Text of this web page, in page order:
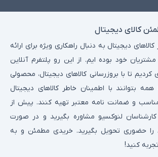
سبک و روزمره طراحی شده‌اند و می‌توانند
را به‌خوبی پوشش دهند.
وب، مدیریت ایمیل‌ها و استفاده از شبکه‌های
و سرگرمی.
دانش‌آموزان و دانشجویان که نیاز به اجرای
کالای دیجیتال
دیجیتال به دنبال راهکاری ویژه برای ارائه
خود بوده ایم. از این رو پلتفرم آنلاین
کردیم تا با بروزرسانی کالاهای دیجیتال، محصولی
بتوانند با اطمینان خاطر کالاهای دیجیتال
و ضمانت نامه معتبر تهیه کنند. پیش از
لنوکسیو مشاوره بگیرید و در صورت
حضوری تحویل بگیرید. خریدی مطمئن و به
کنید!